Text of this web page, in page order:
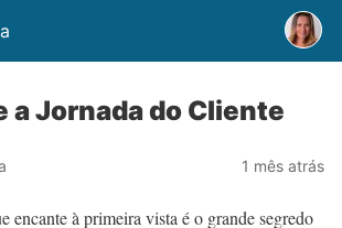
a Jornada do Cliente
1 mês atrás
encante à primeira vista é o grande segredo